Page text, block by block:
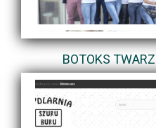
BOTOKS